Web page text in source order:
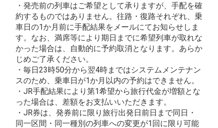
・発売前の列車はご希望として承りますが、手配を確
約するものではありません。往路・復路それぞれ、乗
車日の1か月前に手配結果をメールにてお知らせしま
す。なお、満席等により期日までに希望列車が取れな
かった場合は、自動的に予約取消となります。あらか
じめご了承ください。
・毎日23時50分から翌4時まではシステムメンテナン
スのため、乗車日が1か月以内の予約はできません。
・JR手配結果により第1希望から旅行代金が増額とな
った場合は、差額をお支払いいただきます。
・JR券は、発券前に限り旅行出発日前日まで同日・
同一区間・同一種別の列車への変更が1回に限り可能